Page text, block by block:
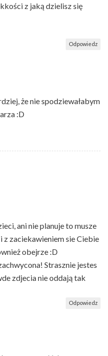
z jaką dzielisz się
Odpowiedz
że nie spodziewałabym
:D
ani nie planuje to musze
z zaciekawieniem sie Ciebie
obejrze :D
Strasznie jestes
zdjecia nie oddają tak
Odpowiedz